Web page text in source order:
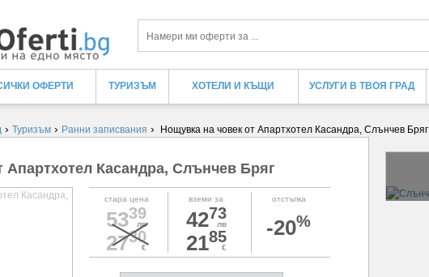
Търси
ОФЕРТИ ТУРИЗЪМ ХОТЕЛИ И КЪЩИ УСЛУГИ В ТВОЯ ГРАД
› Туризъм › Ранни записвания › Нощувка на човек от Апартхотел Касандра, Слънчев Бряг
Апартхотел Касандра, Слънчев Бряг
стара цена
5339
лв
2730
€
вземи за
4273
лв
2185
€
отстъпка
-20%